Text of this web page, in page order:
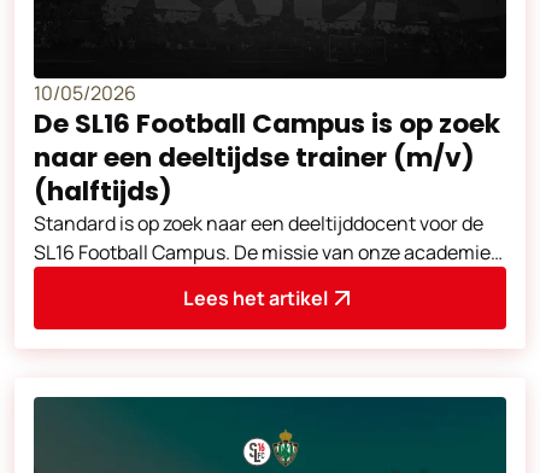
10/05/2026
De SL16 Football Campus is op zoek
naar een deeltijdse trainer (m/v)
(halftijds)
Standard is op zoek naar een deeltijddocent voor de
SL16 Football Campus. De missie van onze academie
Lees het artikel